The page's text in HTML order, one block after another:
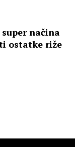
načina
ostatke riže